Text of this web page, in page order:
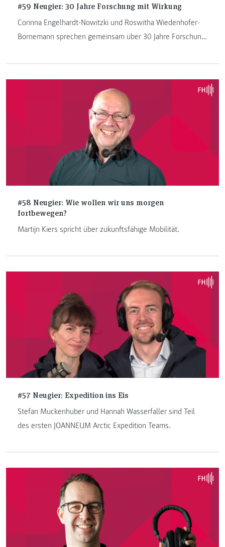
#59 Neugier: 30 Jahre Forschung mit Wirkung
Corinna Engelhardt-Nowitzki und Roswitha Wiedenhofer-
Bornemann sprechen gemeinsam über 30 Jahre Forschung
#58 Neugier: Wie wollen wir uns morgen
fortbewegen?
Martijn Kiers spricht über zukunftsfähige Mobilität.
#57 Neugier: Expedition ins Eis
Stefan Muckenhuber und Hannah Wasserfaller sind Teil
des ersten JOANNEUM Arctic Expedition Teams.